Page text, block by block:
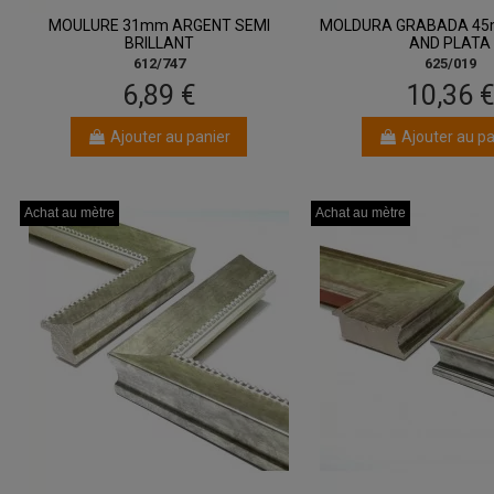
MOULURE 31mm ARGENT SEMI
BRILLANT
612/747
6,89 €
Ajouter au panier
MOLDURA GRABADA
AND PLATA
625/019
10,36 €
Ajouter au
Achat au mètre
Achat au mètre
Achat au mètre Achat au mètre
Achat au mètre
Achat au mètre